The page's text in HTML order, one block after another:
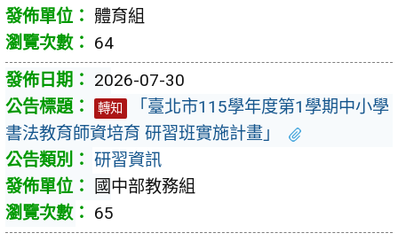
體育組
64
2026-07-30
轉知
「臺北市115學年度第1學期中小學
書法教育師資培育 研習班實施計畫」
研習資訊
國中部教務組
65